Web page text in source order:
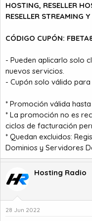
HOSTING, RESELLER
RESELLER STREAMING Y
CÓDIGO CUPÓN:
- Pueden aplicarlo solo
nuevos servicios.
- Cupón solo válido
* Promoción válida
* La promoción no es
ciclos de facturación
* Quedan excluidos:
Dominios y Servidores
Hosting Radio
28 Jun 2022